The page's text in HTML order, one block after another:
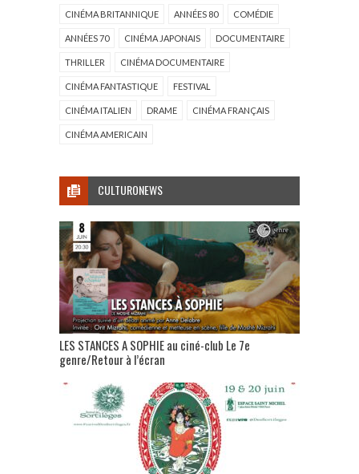
CINÉMA BRITANNIQUE ANNÉES 80 COMÉDIE
ANNÉES 70 CINÉMA JAPONAIS DOCUMENTAIRE
THRILLER CINÉMA DOCUMENTAIRE
CINÉMA FANTASTIQUE FESTIVAL
CINÉMA ITALIEN DRAME CINÉMA FRANÇAIS
CINÉMA AMERICAIN
CULTURONEWS
LES STANCES A SOPHIE au ciné-club Le 7e
genre/Retour à l’écran